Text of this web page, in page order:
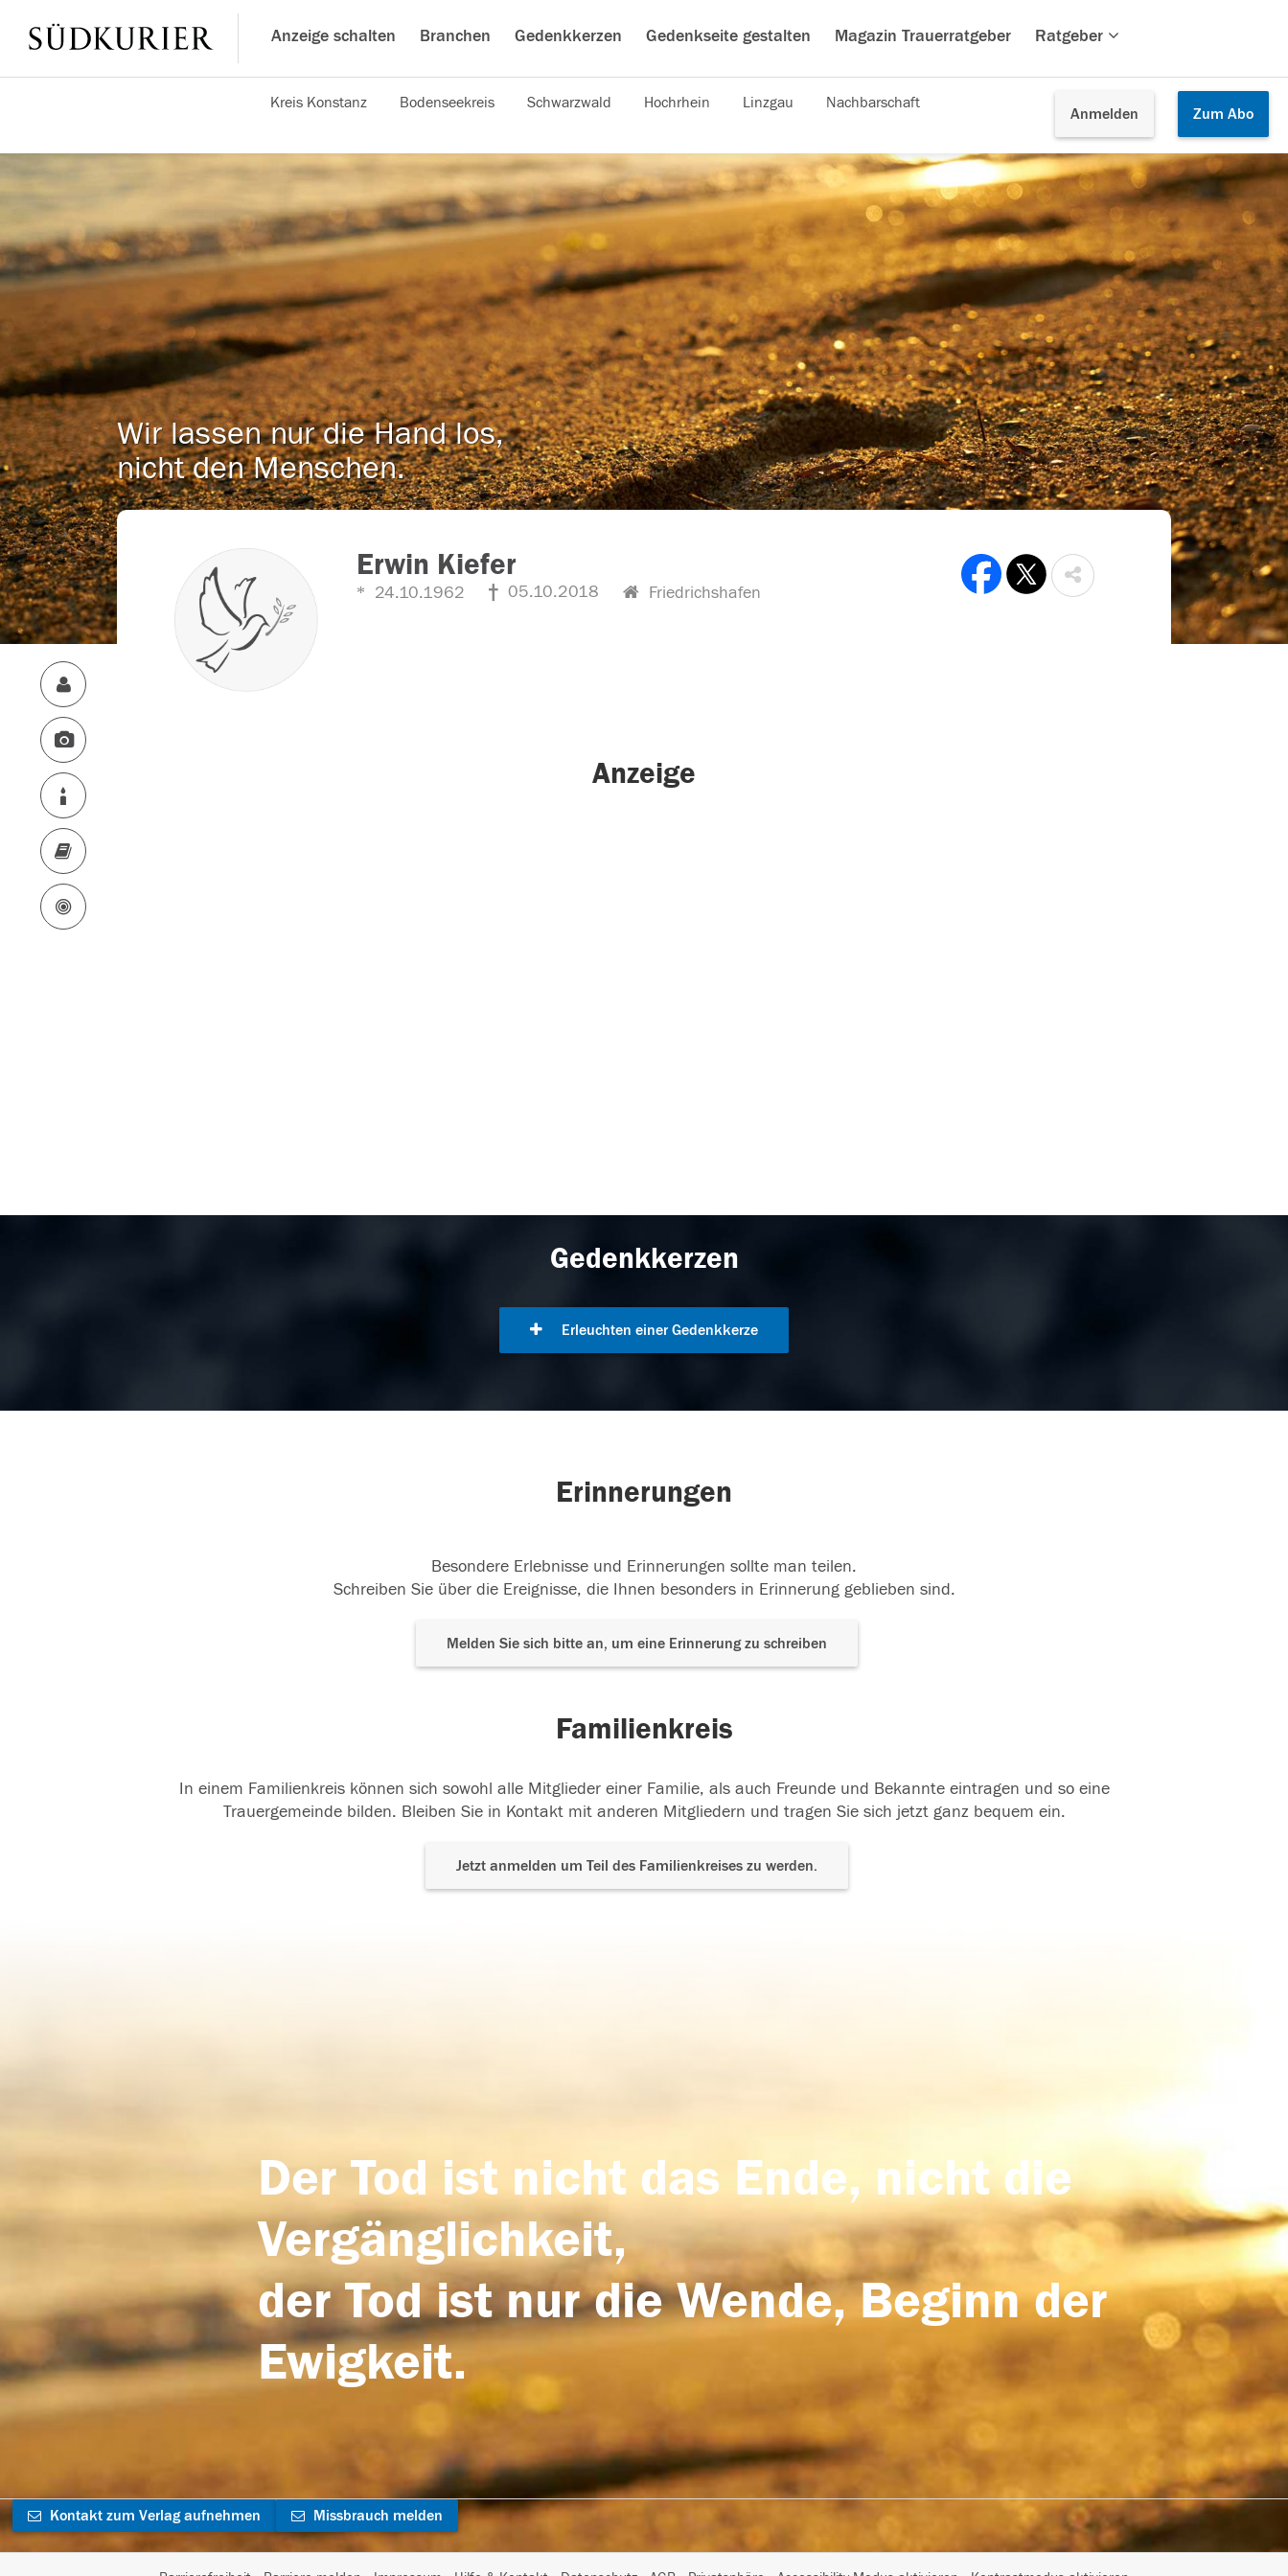
Anzeige schalten Branchen Gedenkkerzen Gedenkseite gestalten Magazin Trauerratgeber Ratgeber
Anmelden Zum Abo
Kreis Konstanz Bodenseekreis Schwarzwald Hochrhein Linzgau Nachbarschaft
Wir lassen nur die Hand los,
nicht den Menschen.
Erwin Kiefer
24.10.1962 05.10.2018 Friedrichshafen
Anzeige
Gedenkkerzen
Erleuchten einer Gedenkkerze
Erinnerungen
Besondere Erlebnisse und Erinnerungen sollte man teilen.
Schreiben Sie über die Ereignisse, die Ihnen besonders in Erinnerung geblieben sind.
Melden Sie sich bitte an, um eine Erinnerung zu schreiben
Familienkreis
In einem Familienkreis können sich sowohl alle Mitglieder einer Familie, als auch Freunde und Bekannte eintragen und so eine
Trauergemeinde bilden. Bleiben Sie in Kontakt mit anderen Mitgliedern und tragen Sie sich jetzt ganz bequem ein.
Jetzt anmelden um Teil des Familienkreises zu werden.
Der Tod ist nicht das Ende, nicht die
Vergänglichkeit,
der Tod ist nur die Wende, Beginn der
Ewigkeit.
Kontakt zum Verlag aufnehmen Missbrauch melden